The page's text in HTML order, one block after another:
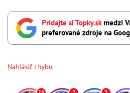
Pridajte si Topky.skmedzi
preferované zdroje na
Nahlásiť chybu